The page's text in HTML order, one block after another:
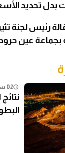
بدل تحديد
رئيس لجنة
بجماعة عين
02 سبتمبر 2024 - 18:15